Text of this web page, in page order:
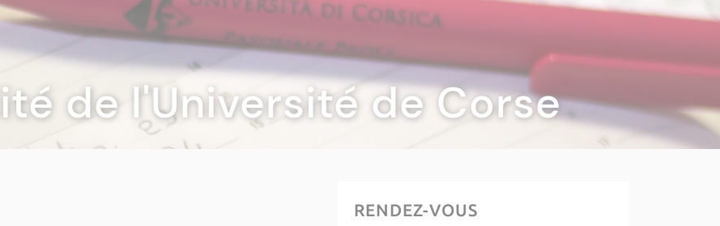
de l'Université de Corse
RENDEZ-VOUS